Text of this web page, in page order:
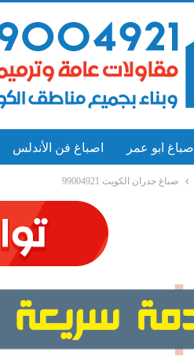
اصباغ ابو عمر اصباغ فن الأندلس
صباغ جدران الكويت 99004921